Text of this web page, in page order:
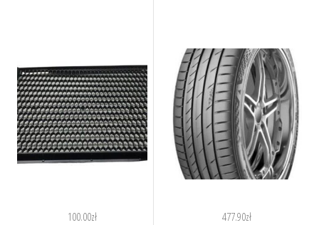
100.00zł 477.90zł